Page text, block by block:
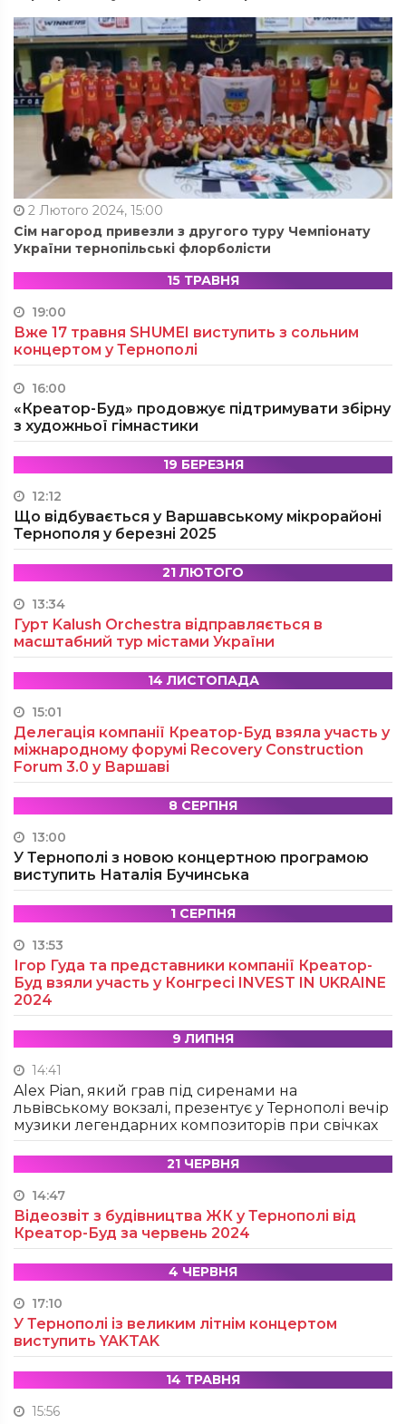
2 Лютого 2024, 15:00
Сім нагород привезли з другого туру Чемпіонату
України тернопільські флорболісти
15 ТРАВНЯ
19:00
Вже 17 травня SHUMEI виступить з сольним
концертом у Тернополі
16:00
«Креатор-Буд» продовжує підтримувати збірну
з художньої гімнастики
19 БЕРЕЗНЯ
12:12
Що відбувається у Варшавському мікрорайоні
Тернополя у березні 2025
21 ЛЮТОГО
13:34
Гурт Kalush Orchestra відправляється в
масштабний тур містами України
14 ЛИСТОПАДА
15:01
Делегація компанії Креатор-Буд взяла участь у
міжнародному форумі Recovery Construction
Forum 3.0 у Варшаві
8 СЕРПНЯ
13:00
У Тернополі з новою концертною програмою
виступить Наталія Бучинська
1 СЕРПНЯ
13:53
Ігор Гуда та представники компанії Креатор-
Буд взяли участь у Конгресі INVEST IN UKRAINE
2024
9 ЛИПНЯ
14:41
Alex Pian, який грав під сиренами на
львівському вокзалі, презентує у Тернополі вечір
музики легендарних композиторів при свічках
21 ЧЕРВНЯ
14:47
Відеозвіт з будівництва ЖК у Тернополі від
Креатор-Буд за червень 2024
4 ЧЕРВНЯ
17:10
У Тернополі із великим літнім концертом
виступить YAKTAK
14 ТРАВНЯ
15:56